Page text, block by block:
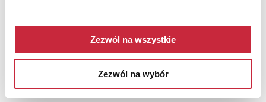
Zezwól na wszystkie
Zezwól na wybór
Rempex Sp. z o.o